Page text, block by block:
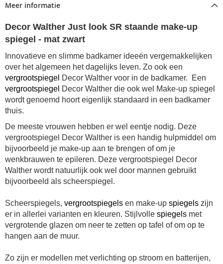
Meer informatie
Decor Walther Just look SR staande make-up
spiegel - mat zwart
Innovatieve en slimme badkamer ideeën vergemakkelijken
over het algemeen het dagelijks leven. Zo ook een
vergrootspiegel Decor Walther voor in de badkamer. Een
vergrootspiegel Decor Walther die ook wel Make-up spiegel
wordt genoemd hoort eigenlijk standaard in een badkamer
thuis.
De meeste vrouwen hebben er wel eentje nodig. Deze
vergrootspiegel Decor Walther is een handig hulpmiddel om
bijvoorbeeld je make-up aan te brengen of om je
wenkbrauwen te epileren. Deze vergrootspiegel Decor
Walther wordt natuurlijk ook wel door mannen gebruikt
bijvoorbeeld als scheerspiegel.
Scheerspiegels, vergrootspiegels en make-up spiegels zijn
er in allerlei varianten en kleuren. Stijlvolle spiegels met
vergrotende glazen om neer te zetten op tafel of om op te
hangen aan de muur.
Zo zijn er modellen met verlichting op stroom en batterijen,